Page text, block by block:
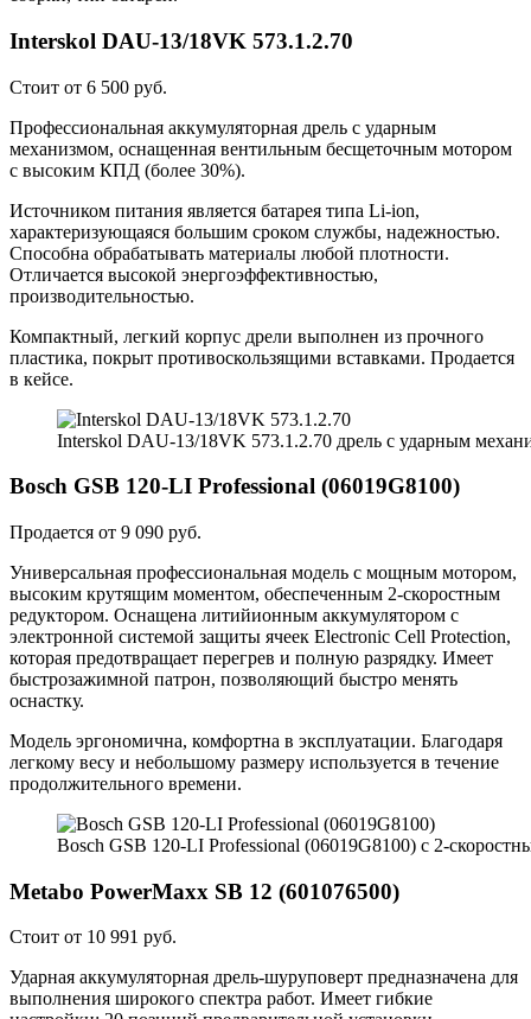
Interskol DAU-13/18VK 573.1.2.70
Стоит от 6 500 руб.
Профессиональная аккумуляторная дрель с ударным
механизмом, оснащенная вентильным бесщеточным мотором
с высоким КПД (более 30%).
Источником питания является батарея типа Li-ion,
характеризующаяся большим сроком службы, надежностью.
Способна обрабатывать материалы любой плотности.
Отличается высокой энергоэффективностью,
производительностью.
Компактный, легкий корпус дрели выполнен из прочного
пластика, покрыт противоскользящими вставками. Продается
в кейсе.
Interskol DAU-13/18VK 573.1.2.70 дрель с ударным
Bosch GSB 120-LI Professional (06019G8100)
Продается от 9 090 руб.
Универсальная профессиональная модель с мощным мотором,
высоким крутящим моментом, обеспеченным 2-скоростным
редуктором. Оснащена литийионным аккумулятором с
электронной системой защиты ячеек Electronic Cell Protection,
которая предотвращает перегрев и полную разрядку. Имеет
быстрозажимной патрон, позволяющий быстро менять
оснастку.
Модель эргономична, комфортна в эксплуатации. Благодаря
легкому весу и небольшому размеру используется в течение
продолжительного времени.
Bosch GSB 120-LI Professional (06019G8100) с 2-
Metabo PowerMaxx SB 12 (601076500)
Стоит от 10 991 руб.
Ударная аккумуляторная дрель-шуруповерт предназначена для
выполнения широкого спектра работ. Имеет гибкие